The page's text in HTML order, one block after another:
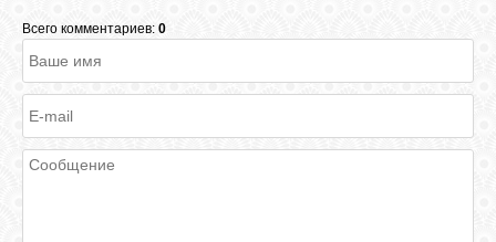
Всего комментариев: 0